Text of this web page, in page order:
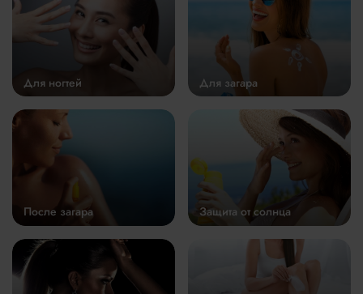
Для ногтей Для загара
После загара Защита от солнца